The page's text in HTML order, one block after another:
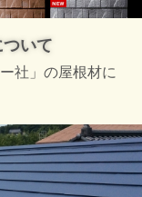
いて
社」の屋根材に